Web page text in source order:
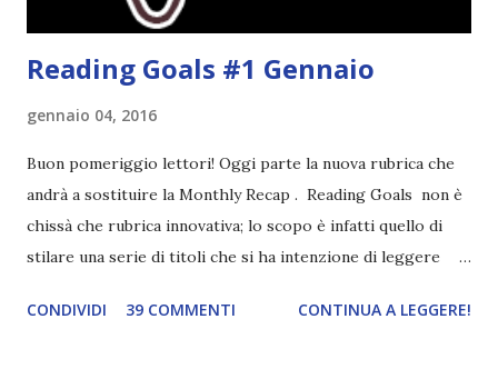
Reading Goals #1 Gennaio
gennaio 04, 2016
Buon pomeriggio lettori! Oggi parte la nuova rubrica che
andrà a sostituire la Monthly Recap . Reading Goals non è
chissà che rubrica innovativa; lo scopo è infatti quello di
stilare una serie di titoli che si ha intenzione di leggere
una rubrica per tenere sotto controllo le reading
CONDIVIDI 39 COMMENTI CONTINUA A LEGGERE!